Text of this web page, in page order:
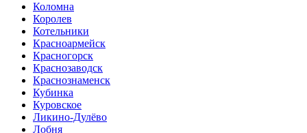
Коломна
Королев
Котельники
Красноармейск
Красногорск
Краснозаводск
Краснознаменск
Кубинка
Куровское
Ликино-Дулёво
Лобня